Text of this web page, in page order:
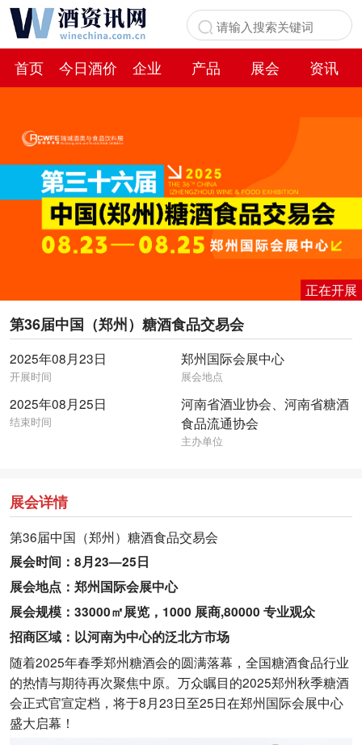
首页 今日酒价 企业 产品 展会
资讯
正在开展
第36届中国（郑州）糖酒食品交易会
2025年08月23日
开展时间
郑州国际会展中心
展会地点
2025年08月25日
结束时间
河南省酒业协会、河南省糖酒
食品流通协会
主办单位
展会详情
第36届中国（郑州）糖酒食品交易会
展会时间：8月23—25日
展会地点：郑州国际会展中心
展会规模：33000㎡展览，1000 展商,80000 专业观众
招商区域：以河南为中心的泛北方市场
随着2025年春季郑州糖酒会的圆满落幕，全国糖酒食品行业
的热情与期待再次聚焦中原。万众瞩目的2025郑州秋季糖酒
会正式官宣定档，将于8月23日至25日在郑州国际会展中心
盛大启幕！